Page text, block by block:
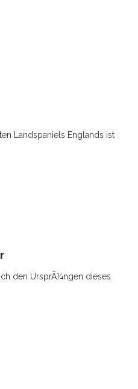
Landspaniels Englands ist
den UrsprÃ¼ngen dieses